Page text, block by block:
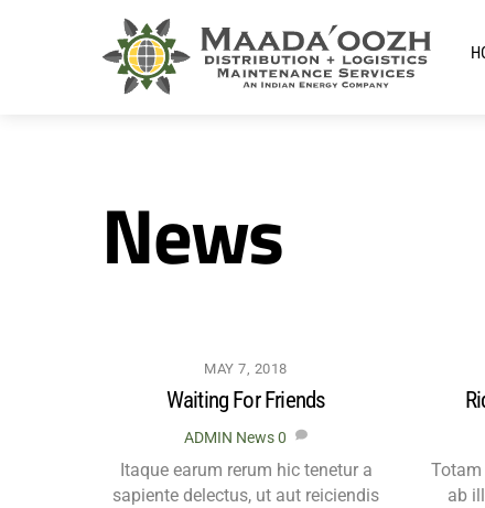
News
MAY 7, 2018
Waiting For Friends
ADMIN News0
Itaque earum rerum hic tenetur a
sapiente delectus, ut aut reiciendis
Totam
ab